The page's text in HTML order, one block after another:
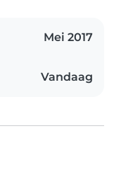
Mei 2017
Vandaag